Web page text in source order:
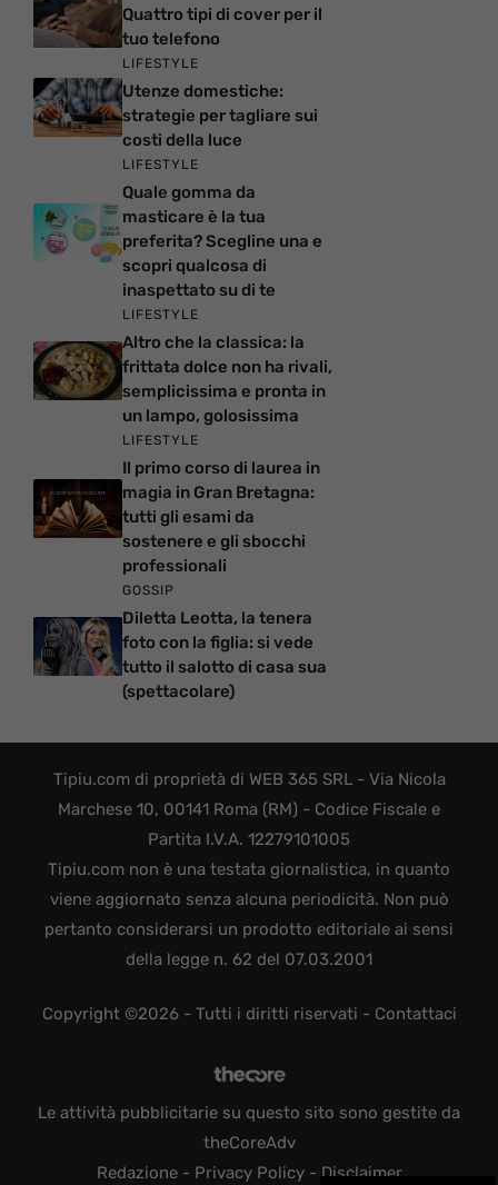
Quattro tipi di cover per il
tuo telefono
LIFESTYLE
Utenze domestiche:
strategie per tagliare sui
costi della luce
LIFESTYLE
Quale gomma da
masticare è la tua
preferita? Scegline una e
scopri qualcosa di
inaspettato su di te
LIFESTYLE
Altro che la classica: la
frittata dolce non ha rivali,
semplicissima e pronta in
un lampo, golosissima
LIFESTYLE
Il primo corso di laurea in
magia in Gran Bretagna:
tutti gli esami da
sostenere e gli sbocchi
professionali
GOSSIP
Diletta Leotta, la tenera
foto con la figlia: si vede
tutto il salotto di casa sua
(spettacolare)
Tipiu.com di proprietà di WEB 365 SRL - Via Nicola
Marchese 10, 00141 Roma (RM) - Codice Fiscale e
Partita I.V.A. 12279101005
Tipiu.com non è una testata giornalistica, in quanto
viene aggiornato senza alcuna periodicità. Non può
pertanto considerarsi un prodotto editoriale ai sensi
della legge n. 62 del 07.03.2001
Copyright ©2026 - Tutti i diritti riservati - Contattaci
Le attività pubblicitarie su questo sito sono gestite da
theCoreAdv
Redazione- Privacy Policy- Disclaimer